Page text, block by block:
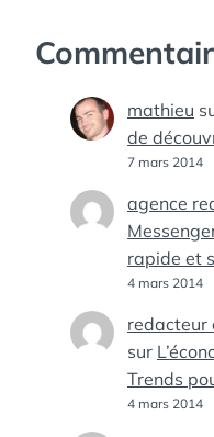
mathieu
de
7 mars 2014
agence
rapide et
4 mars 2014
redacteur
sur
Trends
4 mars 2014